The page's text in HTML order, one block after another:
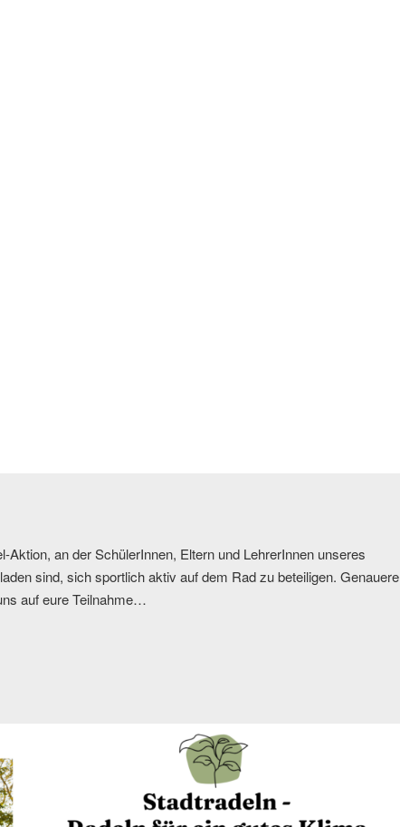
an der SchülerInnen, Eltern und LehrerInnen unseres
sind, sich sportlich aktiv auf dem Rad zu beteiligen. Genauere
auf eure Teilnahme…